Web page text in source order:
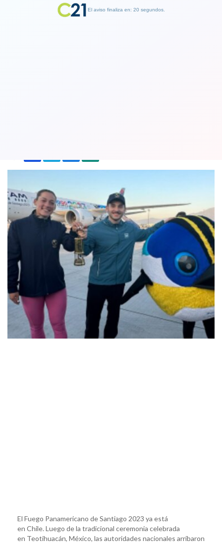
El Fuego Panamericano de Santiago 2023 ya está
en Chile. Luego de la tradicional ceremonia celebrada
en Teotihuacán, México, las autoridades nacionales arribaron
El aviso finaliza en: 19 segundos.